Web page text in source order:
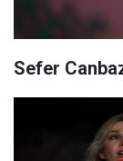
Sefer